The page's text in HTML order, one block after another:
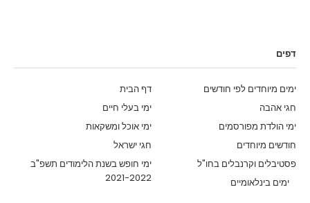
דפים
דף הבית
ימים מיוחדים לפי חודשים
ימי בעלי חיים
חגי אהבה
ימי אוכל ומשקאות
ימי הולדת מפורסמים
חגי ישראל
חודשים מיוחדים
ימי חופש בשנת הלימודים תשפ"ב
2021-2022
פסטיבלים וקרנבלים בחו"ל
ימים בינלאומיים